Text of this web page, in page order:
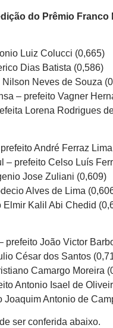
do Prêmio Franco
Luiz Colucci (0,665)
Dias Batista (0,586)
Neves de Souza
– prefeito Vagner
Lorena Rodrigues
André Ferraz
– prefeito Celso Luís
Jose Zuliani (0,609)
Alves de Lima
Elmir Kalil Abi Chedid
prefeito João Victor
César dos Santos
Camargo Moreira
Antonio Isael de
Joaquim Antonio de
ser conferida abaixo.